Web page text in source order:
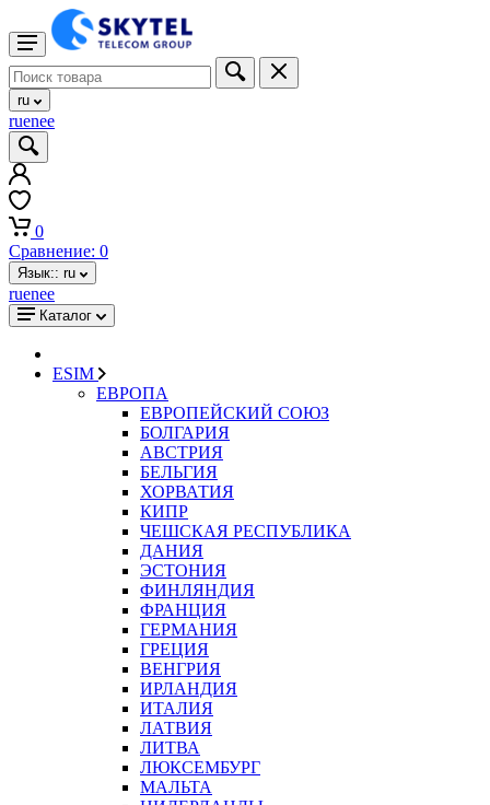
ru
ruenee
0
Сравнение: 0
Язык:: ru
ruenee
Каталог
ESIM
ЕВРОПА
ЕВРОПЕЙСКИЙ СОЮЗ
БОЛГАРИЯ
АВСТРИЯ
БЕЛЬГИЯ
ХОРВАТИЯ
КИПР
ЧЕШСКАЯ РЕСПУБЛИКА
ДАНИЯ
ЭСТОНИЯ
ФИНЛЯНДИЯ
ФРАНЦИЯ
ГЕРМАНИЯ
ГРЕЦИЯ
ВЕНГРИЯ
ИРЛАНДИЯ
ИТАЛИЯ
ЛАТВИЯ
ЛИТВА
ЛЮКСЕМБУРГ
МАЛЬТА